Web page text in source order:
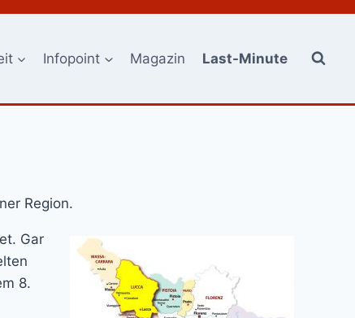
Infopoint Magazin Last-Minute
Region.
Gar
8.